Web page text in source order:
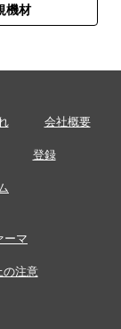
機材
会社概要
登録
ーマ
の注意